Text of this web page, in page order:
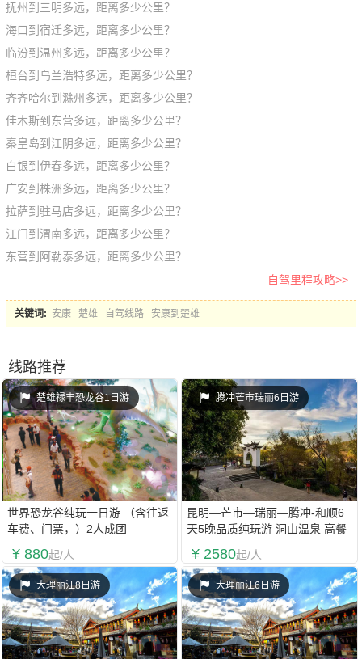
抚州到三明多远，距离多少公里？
海口到宿迁多远，距离多少公里？
临汾到温州多远，距离多少公里？
桓台到乌兰浩特多远，距离多少公里？
齐齐哈尔到滁州多远，距离多少公里？
佳木斯到东营多远，距离多少公里？
秦皇岛到江阴多远，距离多少公里？
白银到伊春多远，距离多少公里？
广安到株洲多远，距离多少公里？
拉萨到驻马店多远，距离多少公里？
江门到渭南多远，距离多少公里？
东营到阿勒泰多远，距离多少公里？
自驾里程攻略>>
关键词: 安康 楚雄 自驾线路 安康到楚雄
线路推荐
楚雄禄丰恐龙谷1日游
世界恐龙谷纯玩一日游 （含往返
车费、门票，）2人成团
¥ 880起/人
腾冲芒市瑞丽6日游
昆明—芒市—瑞丽—腾冲-和顺6
天5晚品质纯玩游 洞山温泉 高餐
¥ 2580起/人
大理丽江8日游 大理丽江6日游